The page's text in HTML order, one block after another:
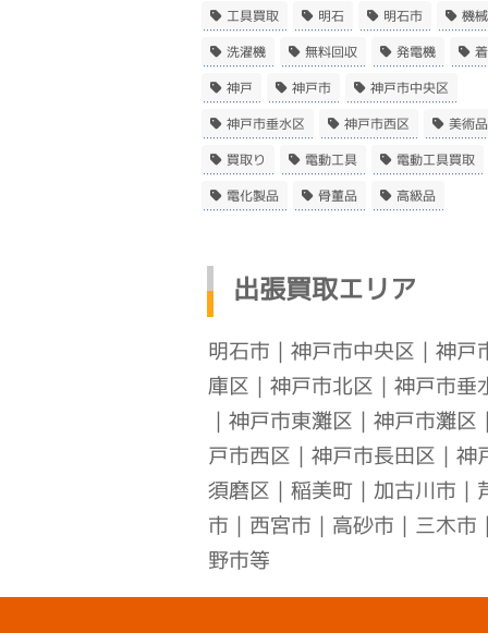
工具買取 明石 明石市 機械
洗濯機 無料回収 発電機
神戸 神戸市 神戸市中央区
神戸市垂水区 神戸市西区 美術品
買取り 電動工具 電動工具買取
電化製品 骨董品 高級品
出張買取エリア
明石市 神戸市中央区
神戸
庫区
神戸市北区
神戸市垂
神戸市東灘区 神戸市灘区
戸市西区
神戸市長田区
神
須磨区 ｜稲美町｜加古川市｜
市｜西宮市｜高砂市｜三木市
野市等